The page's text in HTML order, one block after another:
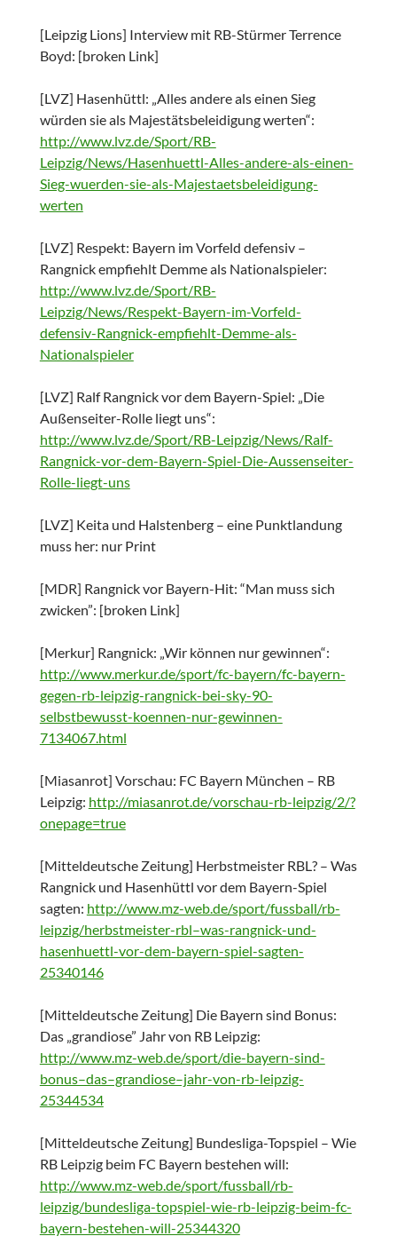
[Leipzig Lions] Interview mit RB-Stürmer Terrence
Boyd: [broken Link]
[LVZ] Hasenhüttl: „Alles andere als einen Sieg
würden sie als Majestätsbeleidigung werten“:
http://www.lvz.de/Sport/RB-
Leipzig/News/Hasenhuettl-Alles-andere-als-einen-
Sieg-wuerden-sie-als-Majestaetsbeleidigung-
werten
[LVZ] Respekt: Bayern im Vorfeld defensiv –
Rangnick empfiehlt Demme als Nationalspieler:
http://www.lvz.de/Sport/RB-
Leipzig/News/Respekt-Bayern-im-Vorfeld-
defensiv-Rangnick-empfiehlt-Demme-als-
Nationalspieler
[LVZ] Ralf Rangnick vor dem Bayern-Spiel: „Die
Außenseiter-Rolle liegt uns“:
http://www.lvz.de/Sport/RB-Leipzig/News/Ralf-
Rangnick-vor-dem-Bayern-Spiel-Die-Aussenseiter-
Rolle-liegt-uns
[LVZ] Keita und Halstenberg – eine Punktlandung
muss her: nur Print
[MDR] Rangnick vor Bayern-Hit: “Man muss sich
zwicken”: [broken Link]
[Merkur] Rangnick: „Wir können nur gewinnen“:
http://www.merkur.de/sport/fc-bayern/fc-bayern-
gegen-rb-leipzig-rangnick-bei-sky-90-
selbstbewusst-koennen-nur-gewinnen-
7134067.html
[Miasanrot] Vorschau: FC Bayern München – RB
Leipzig: http://miasanrot.de/vorschau-rb-leipzig/2/?
onepage=true
[Mitteldeutsche Zeitung] Herbstmeister RBL? – Was
Rangnick und Hasenhüttl vor dem Bayern-Spiel
sagten: http://www.mz-web.de/sport/fussball/rb-
leipzig/herbstmeister-rbl–was-rangnick-und-
hasenhuettl-vor-dem-bayern-spiel-sagten-
25340146
[Mitteldeutsche Zeitung] Die Bayern sind Bonus:
Das „grandiose” Jahr von RB Leipzig:
http://www.mz-web.de/sport/die-bayern-sind-
bonus–das–grandiose–jahr-von-rb-leipzig-
25344534
[Mitteldeutsche Zeitung] Bundesliga-Topspiel – Wie
RB Leipzig beim FC Bayern bestehen will:
http://www.mz-web.de/sport/fussball/rb-
leipzig/bundesliga-topspiel-wie-rb-leipzig-beim-fc-
bayern-bestehen-will-25344320